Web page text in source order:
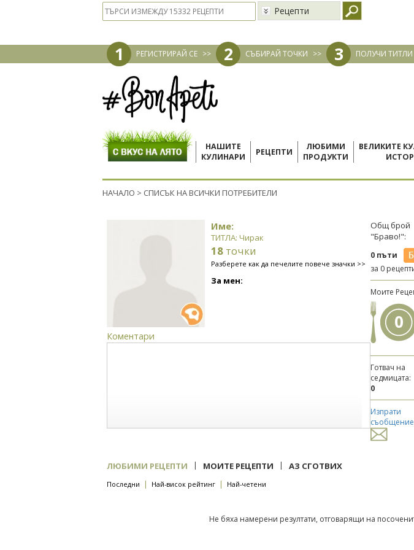
Рецепти
1 РЕГИСТРИРАЙ СЕ >> 2 СЪБИРАЙ ТОЧКИ >> 3 ПОЛУЧИ ТИТЛИ
НАШИТЕ
КУЛИНАРИ
РЕЦЕПТИ
ЛЮБИМИ
ПРОДУКТИ
ВЕЛИКИТЕ
НАЧАЛО > СПИСЪК НА ВСИЧКИ ПОТРЕБИТЕЛИ
Име:
ТИТЛА: Чирак
18 точки
Разберете как да печелите повече значки >>
За мен:
Коментари
Общ брой
"Браво!":
0 пъти
за 0
Моите
0
Готвач на
седмицата:
0
Изпрати
ЛЮБИМИ РЕЦЕПТИ | МОИТЕ РЕЦЕПТИ | АЗ СГОТВИХ
Последни | Най-висок рейтинг | Най-четени
Не бяха намерени резултати, отговарящи на